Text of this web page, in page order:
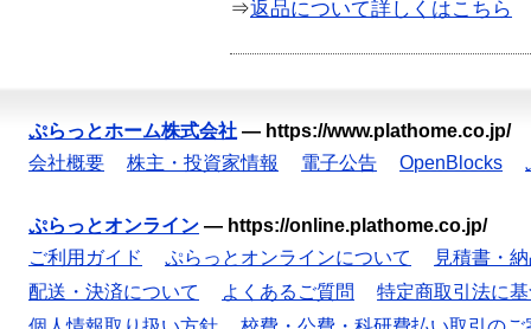
⇒返品について詳しくはこちら
ぷらっとホーム株式会社 — https://www.plathome.co.jp/
会社概要
株主・投資家情報 電子公告 OpenBlocks
ぷらっとオンライン — https://online.plathome.co.jp/
ご利用ガイド
ぷらっとオンラインについて
見積書・
配送・決済について
よくあるご質問
特定商取引法に